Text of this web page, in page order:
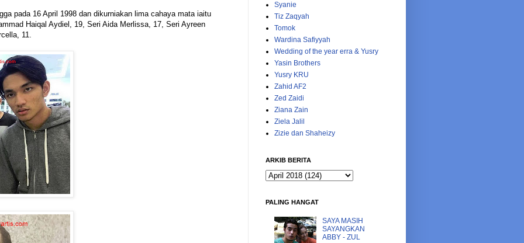
pada 16 April 1998 dan dikurniakan lima cahaya mata iaitu
Haiqal Aydiel, 19, Seri Aida Merlissa, 17, Seri Ayreen
11.
Syanie
Tiz Zaqyah
Tomok
Wardina Safiyyah
Wedding of the year erra & Yusry
Yasin Brothers
Yusry KRU
Zahid AF2
Zed Zaidi
Ziana Zain
Ziela Jalil
Zizie dan Shaheizy
ARKIB BERITA
PALING HANGAT
SAYA MASIH
SAYANGKAN
ABBY - ZUL